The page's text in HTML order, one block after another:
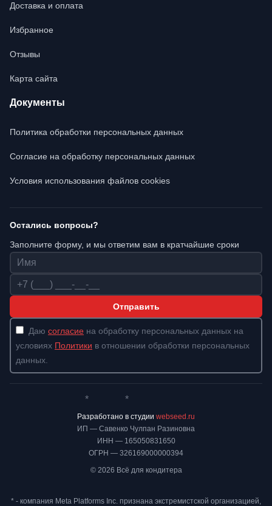
Доставка и оплата
Избранное
Отзывы
Карта сайта
Документы
Политика обработки персональных данных
Согласие на обработку персональных данных
Условия использования файлов cookies
Остались вопросы?
Заполните форму, и мы ответим вам в кратчайшие сроки
Имя
Телефон
Отправить
Даю согласие на обработку персональных данных на
условиях Политики в отношении обработки персональных
данных.
ИП — Савенко Чулпан Разиновна
ИНН — 165050831650
ОГРН — 326169000000394
© 2026 Всё для кондитера
* *
Разработано в студии webseed.ru
* - компания Meta Platforms Inc. признана экстремистской организацией,